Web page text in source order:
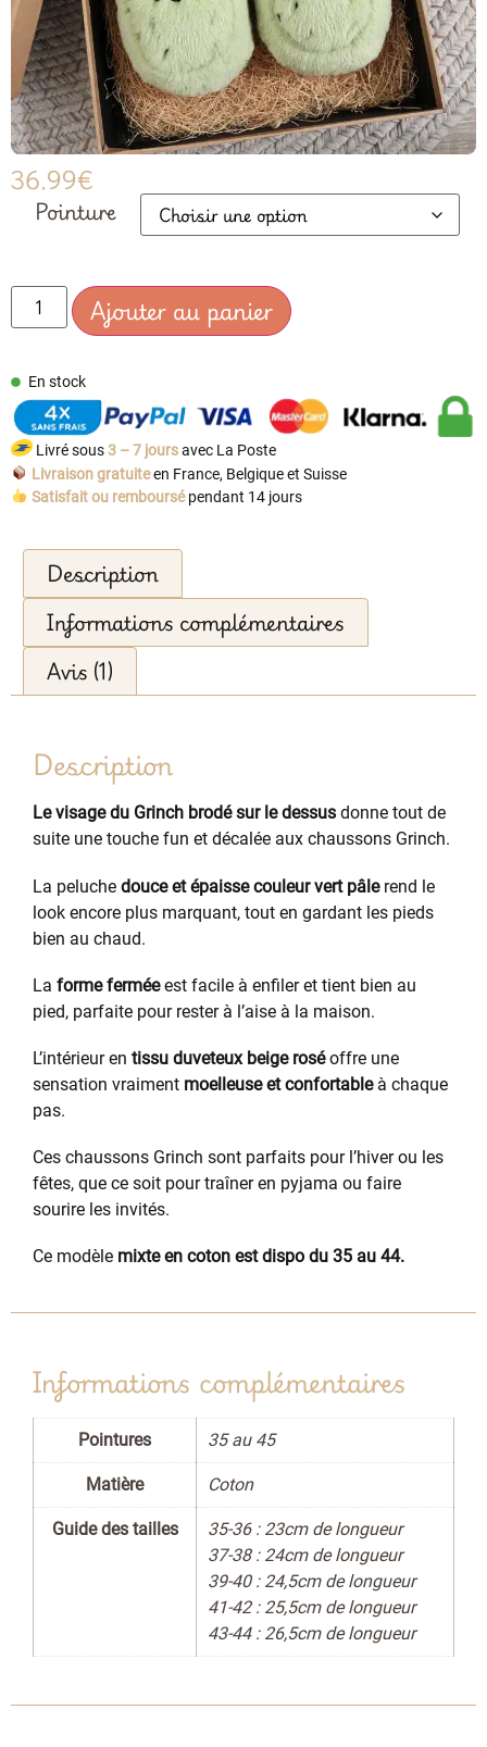
36.99€
Pointure
Ajouter au panier
En stock
Livré sous3 – 7 joursavec La Poste
Livraison gratuiteen France, Belgique et Suisse
Satisfait ou remboursépendant 14 jours
Description
Informations complémentaires
Avis (1)
Description
Le visage du Grinch brodé sur le dessus donne tout de
suite une touche fun et décalée aux chaussons Grinch.
La peluche douce et épaisse couleur vert pâlerend le
look encore plus marquant, tout en gardant les pieds
bien au chaud.
La forme ferméeest facile à enfiler et tient bien au
pied, parfaite pour rester à l’aise à la maison.
L’intérieur en tissu duveteux beige roséoffre une
sensation vraiment moelleuse et confortableà chaque
pas.
Ces chaussons Grinch sont parfaits pour l’hiver ou les
fêtes, que ce soit pour traîner en pyjama ou faire
sourire les invités.
Ce modèle mixte en coton est dispo du 35 au 44.
Informations complémentaires
Pointures 35 au 45
Matière Coton
Guide des tailles
35-36 : 23cm de longueur
37-38 : 24cm de longueur
39-40 : 24,5cm de longueur
41-42 : 25,5cm de longueur
43-44 : 26,5cm de longueur